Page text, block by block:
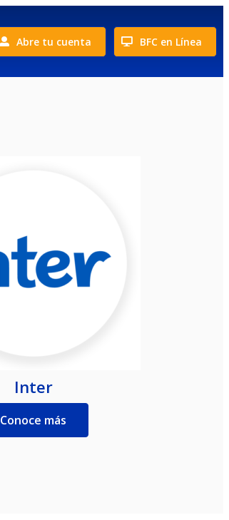
Abre tu cuenta BFC en Línea
Inter
Conoce más